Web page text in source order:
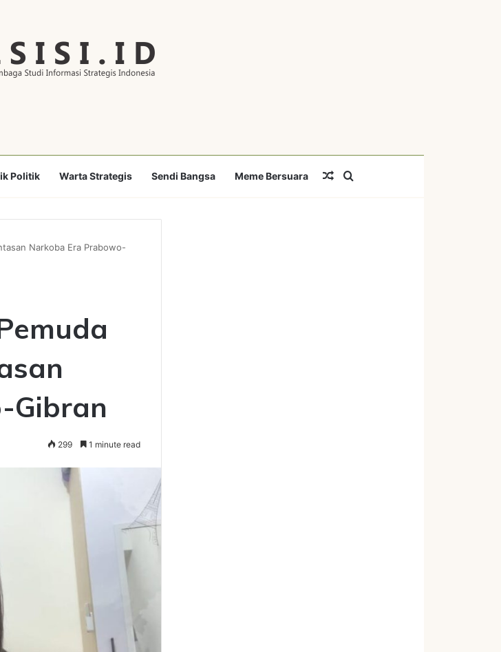
Politik Warta Strategis Sendi Bangsa Meme Bersuara Random Article
Narkoba Era Prabowo-
Gibran
299 1 minute read